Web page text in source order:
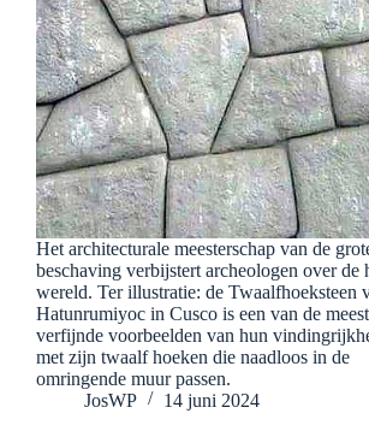
Het architecturale meesterschap van de
beschaving verbijstert archeologen over de
wereld. Ter illustratie: de Twaalfhoeksteen
Hatunrumiyoc in Cusco is een van de meest
verfijnde voorbeelden van hun
met zijn twaalf hoeken die naadloos in de
omringende muur passen.
JosWP
14 juni 2024